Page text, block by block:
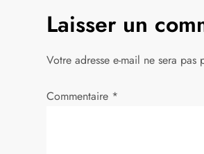
n
d
e
Laisser un
Votre adresse e-mail ne sera pas
Commentaire *